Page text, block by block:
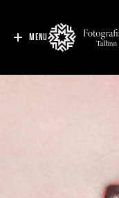
MENU